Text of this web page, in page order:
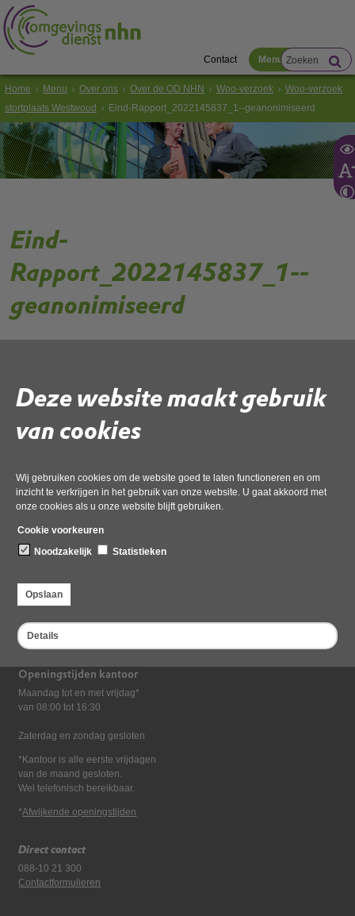
Deze website maakt gebruik
van cookies
Wij gebruiken cookies om de website goed te laten functioneren en om
inzicht te verkrijgen in het gebruik van onze website. U gaat akkoord met
onze cookies als u onze website blijft gebruiken.
Cookie voorkeuren
Noodzakelijk
Statistieken
Opslaan
Details
Contact Menu
Home Menu Over ons Over de OD NHN Woo-verzoek
Woo-verzoek
stortplaats Westwoud
Eind-Rapport_2022145837_1--geanonimiseerd
Eind-
Rapport_2022145837_1--
geanonimiseerd
23 december 2025,pdf , 3MB
Deel deze pagina
Bezoekadres
Postadres
Postbus 2095, 1620 EB Hoorn
Openingstijden kantoor
Maandag tot en met vrijdag*
van 08:00 tot 16:30
Zaterdag en zondag gesloten
*Kantoor is alle eerste vrijdagen
van de maand gesloten.
Wel telefonisch bereikbaar.
*Afwijkende openingstijden
Direct contact
088-10 21 300
Contactformulieren